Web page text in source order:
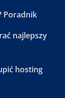
Poradnik
najlepszy
hosting